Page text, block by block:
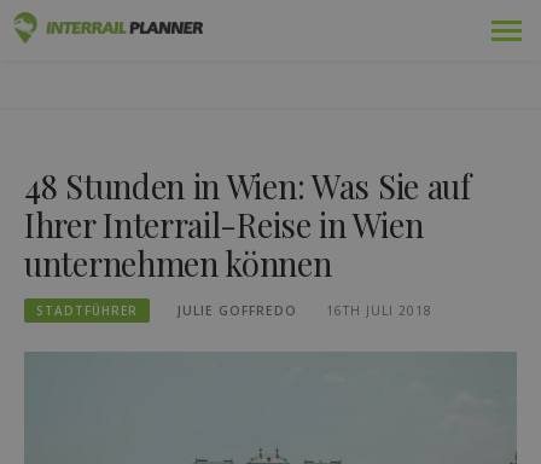
Fahrten
Blog
Länder-Führer
Einloggen
48 Stunden in Wien: Was Sie auf
Ihrer Interrail-Reise in Wien
unternehmen können
STADTFÜHRER JULIE GOFFREDO 16TH JULI 2018